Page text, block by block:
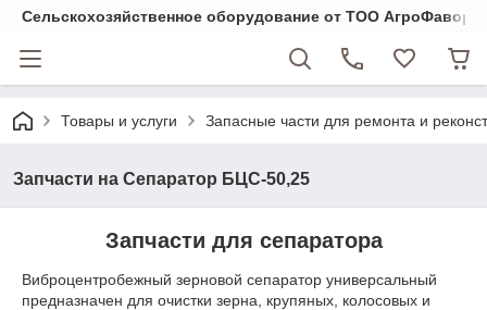
Cельскохозяйственное оборудование от ТОО
Товары и услуги Запасные части для ремонта и
Запчасти на Сепаратор БЦС-50,25
Запчасти для сепаратора
Виброцентробежный зерновой сепаратор универсальный
предназначен для очистки зерна, крупяных, колосовых и